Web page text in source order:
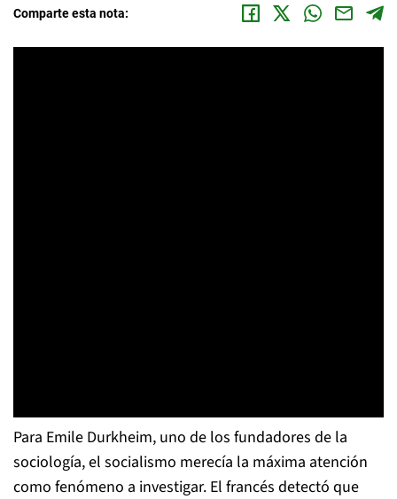
Comparte esta nota:
Para Emile Durkheim, uno de los fundadores de la
sociología, el socialismo merecía la máxima atención
como fenómeno a investigar. El francés detectó que